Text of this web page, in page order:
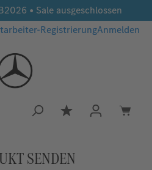
• Sale ausgeschlossen
RegistrierungAnmelden
Du hast 0
SENDEN